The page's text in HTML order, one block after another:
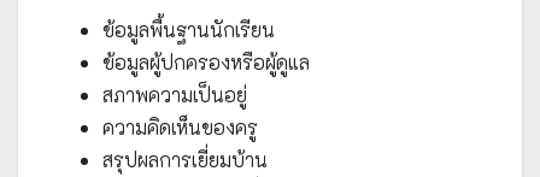
ข้อมูลพื้นฐานนักเรียน
ข้อมูลผู้ปกครองหรือผู้ดูแล
สภาพความเป็นอยู่
ความคิดเห็นของครู
สรุปผลการเยี่ยมบ้าน